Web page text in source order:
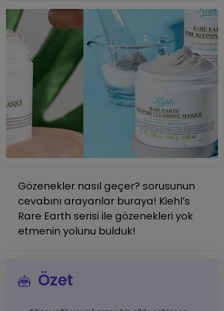
Gözenekler nasıl geçer? sorusunun
cevabını arayanlar buraya! Kiehl’s
Rare Earth serisi ile gözenekleri yok
etmenin yolunu bulduk!
Özet